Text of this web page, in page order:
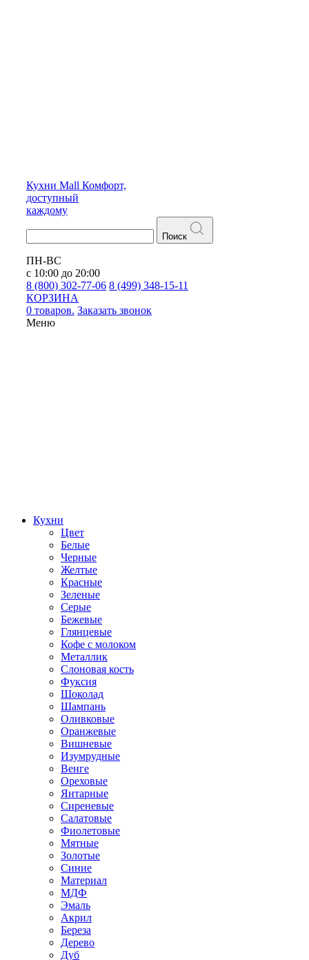
Кухни Mall Комфорт,
доступный
каждому
Поиск
ПН-ВС
с 10:00 до 20:00
8 (800) 302-77-06 8 (499) 348-15-11
КОРЗИНА
0 товаров. Заказать звонок
Меню
Кухни
Цвет
Белые
Черные
Желтые
Красные
Зеленые
Серые
Бежевые
Глянцевые
Кофе с молоком
Металлик
Слоновая кость
Фуксия
Шоколад
Шампань
Оливковые
Оранжевые
Вишневые
Изумрудные
Венге
Ореховые
Янтарные
Сиреневые
Салатовые
Фиолетовые
Мятные
Золотые
Синие
Материал
МДФ
Эмаль
Акрил
Береза
Дерево
Дуб